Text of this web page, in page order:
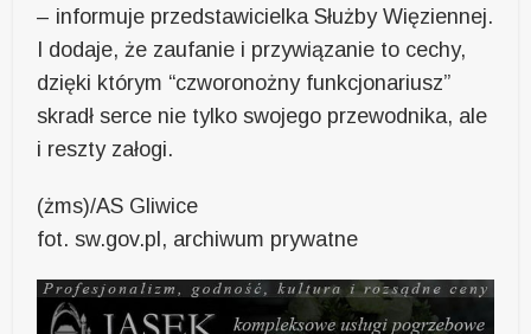
– informuje przedstawicielka Służby Więziennej.
I dodaje, że zaufanie i przywiązanie to cechy,
dzięki którym “czworonożny funkcjonariusz”
skradł serce nie tylko swojego przewodnika, ale
i reszty załogi.
(żms)/AS Gliwice
fot. sw.gov.pl, archiwum prywatne